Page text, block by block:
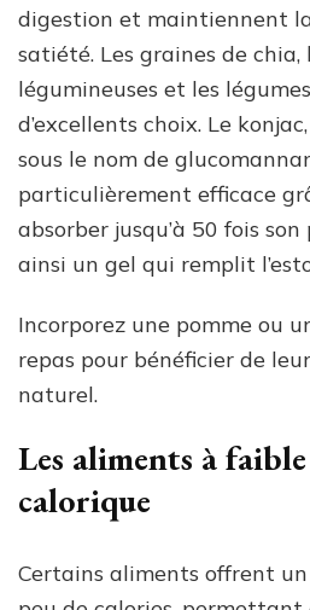
digestion et maintiennent
satiété. Les graines de chia,
légumineuses et les
d’excellents choix. Le
sous le nom de
particulièrement efficace
absorber jusqu’à 50 fois
ainsi un gel qui remplit
Incorporez une pomme ou
repas pour bénéficier de
naturel.
Les aliments à
calorique
Certains aliments offrent